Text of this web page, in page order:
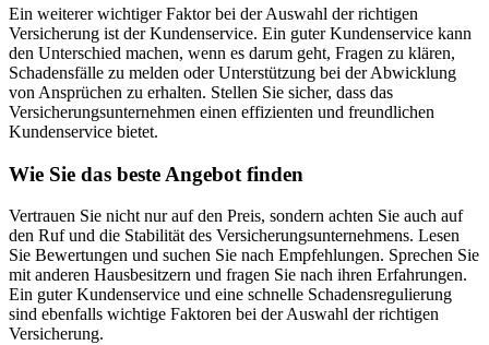
Ein weiterer wichtiger Faktor bei der Auswahl der richtigen
Versicherung ist der Kundenservice. Ein guter Kundenservice kann
den Unterschied machen, wenn es darum geht, Fragen zu klären,
Schadensfälle zu melden oder Unterstützung bei der Abwicklung
von Ansprüchen zu erhalten. Stellen Sie sicher, dass das
Versicherungsunternehmen einen effizienten und freundlichen
Kundenservice bietet.
Wie Sie das beste Angebot finden
Vertrauen Sie nicht nur auf den Preis, sondern achten Sie auch auf
den Ruf und die Stabilität des Versicherungsunternehmens. Lesen
Sie Bewertungen und suchen Sie nach Empfehlungen. Sprechen Sie
mit anderen Hausbesitzern und fragen Sie nach ihren Erfahrungen.
Ein guter Kundenservice und eine schnelle Schadensregulierung
sind ebenfalls wichtige Faktoren bei der Auswahl der richtigen
Versicherung.